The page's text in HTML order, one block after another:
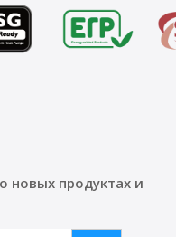
продуктах и